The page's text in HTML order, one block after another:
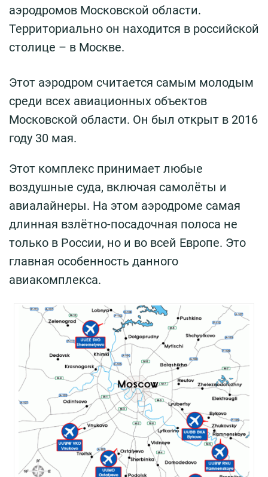
аэродромов Московской области.
Территориально он находится в российской
столице – в Москве.
Этот аэродром считается самым молодым
среди всех авиационных объектов
Московской области. Он был открыт в 2016
году 30 мая.
Этот комплекс принимает любые
воздушные суда, включая самолёты и
авиалайнеры. На этом аэродроме самая
длинная взлётно-посадочная полоса не
только в России, но и во всей Европе. Это
главная особенность данного
авиакомплекса.